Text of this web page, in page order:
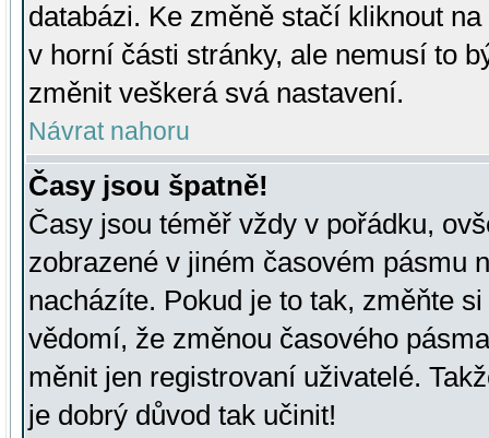
databázi. Ke změně stačí kliknout
v horní části stránky, ale nemusí to
změnit veškerá svá nastavení.
Návrat nahoru
Časy jsou špatně!
Časy jsou téměř vždy v pořádku,
zobrazené v jiném časovém pásmu
nacházíte. Pokud je to tak, změňte
vědomí, že změnou časového
měnit jen registrovaní uživatelé.
je dobrý důvod tak učinit!